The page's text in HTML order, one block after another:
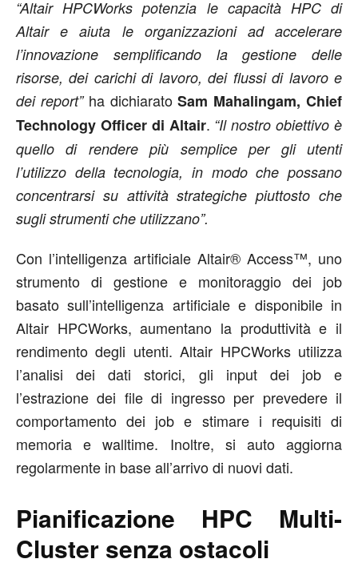
“Altair HPCWorks potenzia le capacità HPC di
Altair e aiuta le organizzazioni ad accelerare
l’innovazione semplificando la gestione delle
risorse, dei carichi di lavoro, dei flussi di lavoro e
dei report”ha dichiaratoSam Mahalingam, Chief
Technology Officer di Altair. “Il nostro obiettivo è
quello di rendere più semplice per gli utenti
l’utilizzo della tecnologia, in modo che possano
concentrarsi su attività strategiche piuttosto che
sugli strumenti che utilizzano”.
Con l’intelligenza artificiale Altair® Access™, uno
strumento di gestione e monitoraggio dei job
basato sull’intelligenza artificiale e disponibile in
Altair HPCWorks, aumentano la produttività e il
rendimento degli utenti. Altair HPCWorks utilizza
l’analisi dei dati storici, gli input dei job e
l’estrazione dei file di ingresso per prevedere il
comportamento dei job e stimare i requisiti di
memoria e walltime. Inoltre, si auto aggiorna
regolarmente in base all’arrivo di nuovi dati.
Pianificazione HPC Multi-
Cluster senza ostacoli